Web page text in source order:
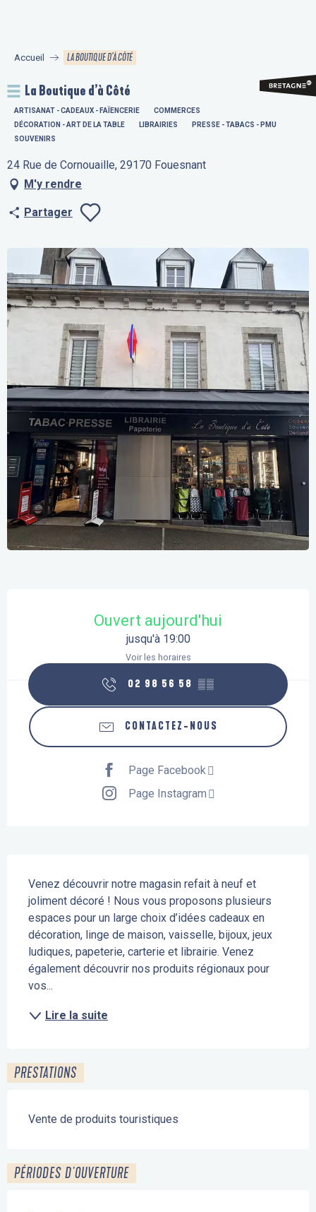
principal
Accueil LA BOUTIQUE D’À CÔTÉ
La Boutique d’à Côté
ARTISANAT - CADEAUX - FAÏENCERIE
COMMERCES
DÉCORATION - ART DE LA TABLE
LIBRAIRIES
PRESSE - TABACS - PMU
SOUVENIRS
24 Rue de Cornouaille, 29170 Fouesnant
M'y rendre
Partager
Ouvert aujourd'hui
jusqu'à 19:00
Voir les horaires
02 98 56 58 ▒▒
CONTACTEZ-NOUS
Page Facebook
Page Instagram
Venez découvrir notre magasin refait à neuf et
joliment décoré ! Nous vous proposons plusieurs
espaces pour un large choix d’idées cadeaux en
décoration, linge de maison, vaisselle, bijoux, jeux
ludiques, papeterie, carterie et librairie. Venez
également découvrir nos produits régionaux pour
vos...
Lire la suite
PRESTATIONS
Vente de produits touristiques
PÉRIODES D'OUVERTURE